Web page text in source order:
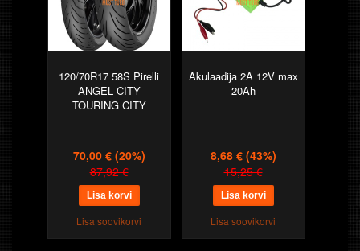
120/70R17 58S Pirelli
ANGEL CITY
TOURING CITY
70,00 € (20%)
87,92 €
Lisa soovikorvi
Akulaadija 2A 12V max
20Ah
8,68 € (43%)
15,25 €
Lisa soovikorvi